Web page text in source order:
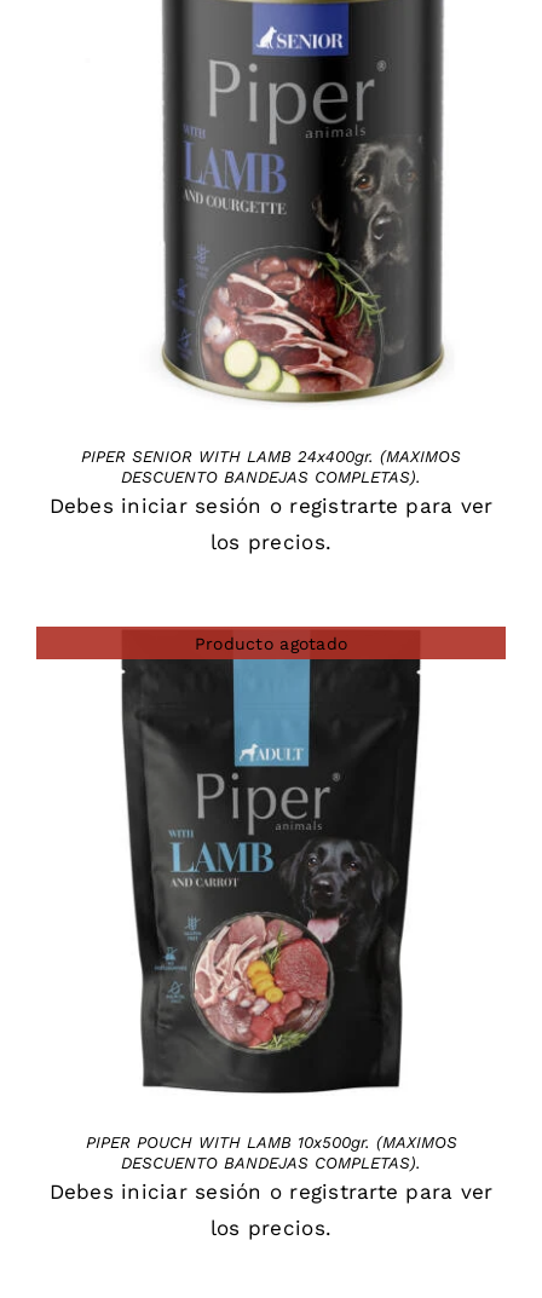
DETAILS
PIPER SENIOR WITH LAMB 24x400gr. (MAXIMOS
DESCUENTO BANDEJAS COMPLETAS).
Debes iniciar sesión o registrarte para ver
los precios.
Producto agotado
DETAILS
PIPER POUCH WITH LAMB 10x500gr. (MAXIMOS
DESCUENTO BANDEJAS COMPLETAS).
Debes iniciar sesión o registrarte para ver
los precios.